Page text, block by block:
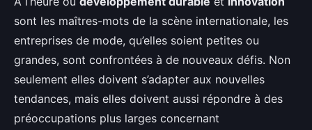
sont les maîtres-mots de la scène internationale, les
entreprises de mode, qu’elles soient petites ou
grandes, sont confrontées à de nouveaux défis. Non
seulement elles doivent s’adapter aux nouvelles
tendances, mais elles doivent aussi répondre à des
préoccupations plus larges concernant